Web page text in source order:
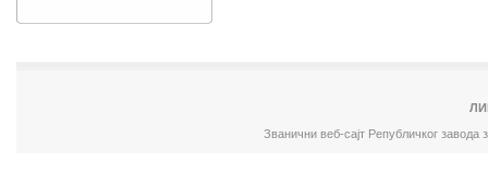
Званични веб-сајт Републичког